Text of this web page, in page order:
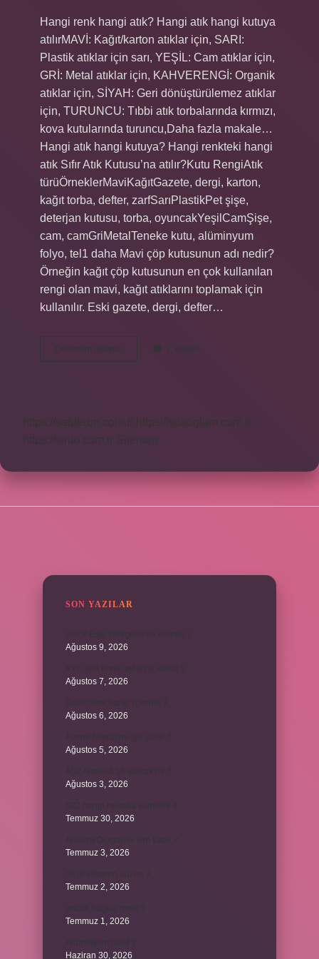
Hangi renk hangi atık? Hangi atık hangi kutuya
atılırMAVİ: Kağıt/karton atıklar için, SARI:
Plastik atıklar için sarı, YEŞİL: Cam atıklar için,
GRİ: Metal atıklar için, KAHVERENGİ: Organik
atıklar için, SİYAH: Geri dönüştürülemez atıklar
için, TURUNCU: Tıbbi atık torbalarında kırmızı,
kova kutularında turuncu,Daha fazla makale…
Hangi atık hangi kutuya? Hangi renkteki hangi
atık Sıfır Atık Kutusu’na atılır?Kutu RengiAtık
türüÖrneklerMaviKağıtGazete, dergi, karton,
kağıt torba, defter, zarfSarıPlastikPet şişe,
deterjan kutusu, torba, oyuncakYeşilCamŞişe,
cam, camGriMetalTeneke kutu, alüminyum
folyo, tel1 daha Mavi çöp kutusunun adı nedir?
Örneğin kağıt çöp kutusunun en çok kullanılan
rengi olan mavi, kağıt atıklarını toplamak için
kullanılır. Eski gazete, dergi, defter…
Devamını okuyun
Atık
2 Yorum
https://safderun.com.tr
https://sokoglam.com.tr
https://sinto.com.tr Sitemap
SON YAZILAR
Ağustos 9, 2026
Ağustos 7, 2026
Ağustos 6, 2026
Ağustos 5, 2026
Ağustos 3, 2026
Temmuz 30, 2026
Temmuz 3, 2026
Temmuz 2, 2026
Temmuz 1, 2026
Haziran 30, 2026